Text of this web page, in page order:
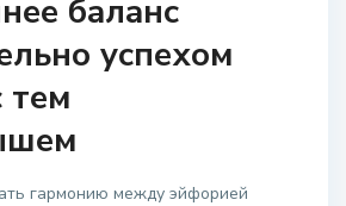
баланс
успехом
тем
гармонию между эйфорией